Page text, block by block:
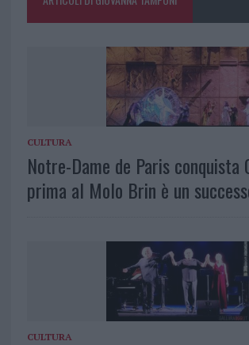
CULTURA
Notre-Dame de Paris conquista
prima al Molo Brin è un
CULTURA